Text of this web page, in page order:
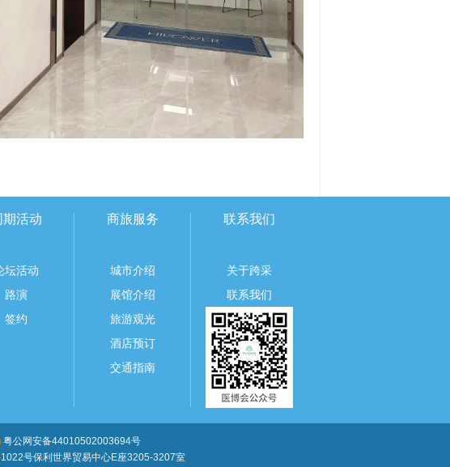
期活动
坛活动
路演
签约
商旅服务
城市介绍
展馆介绍
旅游观光
酒店预订
交通指南
联系我们
关于跨采
联系我们
粤公网安备44010502003694号
号保利世界贸易中心E座3205-3207室